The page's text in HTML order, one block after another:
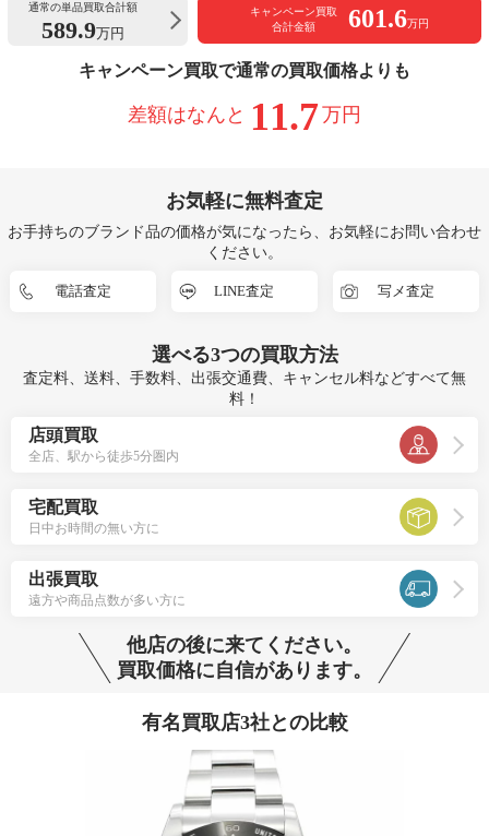
通常の単品買取合計額
589.9万円
キャンペーン買取
合計金額
601.6万円
キャンペーン買取で通常の買取価格よりも
差額はなんと 11.7万円
お気軽に無料査定
お手持ちのブランド品の価格が気になったら、お気軽にお問い合わせ
ください。
電話査定 LINE査定 写メ査定
選べる3つの買取方法
査定料、送料、手数料、出張交通費、キャンセル料などすべて無
料！
店頭買取
全店、駅から徒歩5分圏内
宅配買取
日中お時間の無い方に
出張買取
遠方や商品点数が多い方に
他店の後に来てください。
買取価格に自信があります。
有名買取店3社との比較